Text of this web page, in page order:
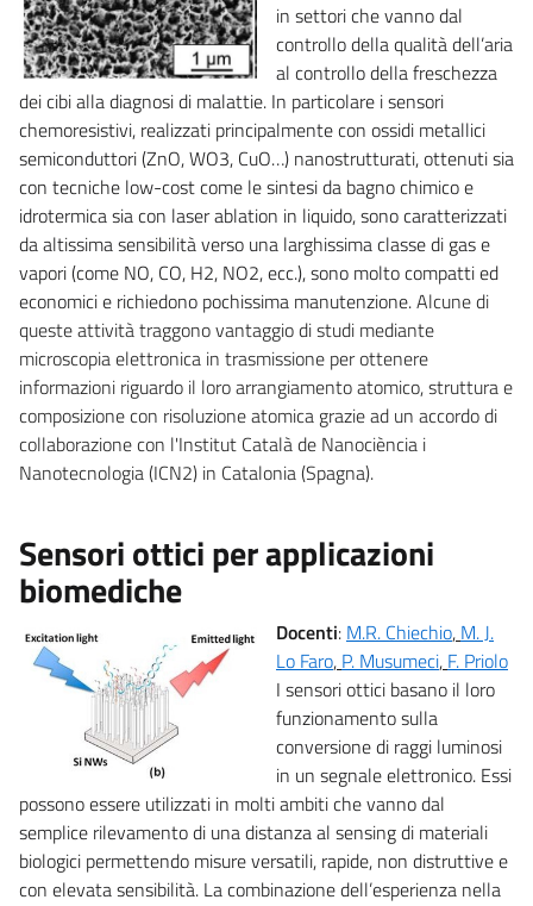
in settori che vanno dal
controllo della qualità dell’aria
al controllo della freschezza
dei cibi alla diagnosi di malattie. In particolare i sensori
chemoresistivi, realizzati principalmente con ossidi metallici
semiconduttori (ZnO, WO3, CuO…) nanostrutturati, ottenuti sia
con tecniche low-cost come le sintesi da bagno chimico e
idrotermica sia con laser ablation in liquido, sono caratterizzati
da altissima sensibilità verso una larghissima classe di gas e
vapori (come NO, CO, H2, NO2, ecc.), sono molto compatti ed
economici e richiedono pochissima manutenzione.Alcune di
queste attività traggono vantaggio di studi mediante
microscopia elettronica in trasmissione per ottenere
informazioni riguardo il loro arrangiamento atomico, struttura e
composizione con risoluzione atomica grazie ad un accordo di
collaborazione con l'Institut Català de Nanociència i
Nanotecnologia (ICN2) in Catalonia (Spagna).
Sensori ottici per applicazioni
biomediche
Docenti: M.R. Chiechio, M. J.
Lo Faro, P. Musumeci, F. Priolo
I sensori ottici basano il loro
funzionamento sulla
conversione di raggi luminosi
in un segnale elettronico. Essi
possono essere utilizzati in molti ambiti che vanno dal
semplice rilevamento di una distanza al sensing di materiali
biologici permettendo misure versatili, rapide, non distruttive e
con elevata sensibilità. La combinazione dell’esperienza nella